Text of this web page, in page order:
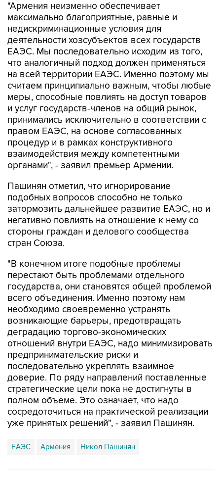
"Армения неизменно обеспечивает
максимально благоприятные, равные и
недискриминационные условия для
деятельности хозсубъектов всех государств
ЕАЭС. Мы последовательно исходим из того,
что аналогичный подход должен применяться
на всей территории ЕАЭС. Именно поэтому мы
считаем принципиально важным, чтобы любые
меры, способные повлиять на доступ товаров
и услуг государств-членов на общий рынок,
принимались исключительно в соответствии с
правом ЕАЭС, на основе согласованных
процедур и в рамках конструктивного
взаимодействия между компетентными
органами", - заявил премьер Армении.
Пашинян отметил, что игнорирование
подобных вопросов способно не только
затормозить дальнейшее развитие ЕАЭС, но и
негативно повлиять на отношение к нему со
стороны граждан и делового сообщества
стран Союза.
"В конечном итоге подобные проблемы
перестают быть проблемами отдельного
государства, они становятся общей проблемой
всего объединения. Именно поэтому нам
необходимо своевременно устранять
возникающие барьеры, предотвращать
деградацию торгово-экономических
отношений внутри ЕАЭС, надо минимизировать
предпринимательские риски и
последовательно укреплять взаимное
доверие. По ряду направлений поставленные
стратегические цели пока не достигнуты в
полном объеме. Это означает, что надо
сосредоточиться на практической реализации
уже принятых решений", - заявил Пашинян.
ЕАЭС Армения Никол Пашинян